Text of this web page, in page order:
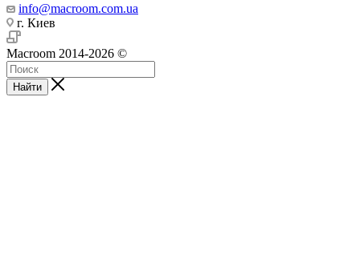
info@macroom.com.ua
г. Киев
Macroom 2014-2026 ©
Найти